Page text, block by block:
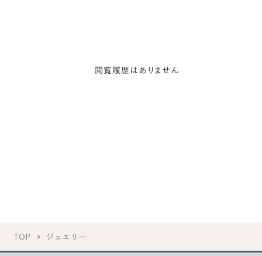
閲覧履歴はありません
TOP ジュエリー